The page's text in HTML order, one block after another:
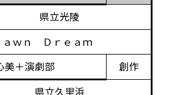
県立光陵
ａｗｎ Ｄｒｅａｍ
美＋演劇部
創作
県立久里浜